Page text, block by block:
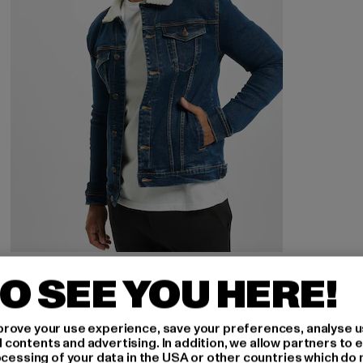
Denim Project Kash Teddy Denim Jeansjacken
EUR 25,99
Derzeitiger Preis: EUR 25,99
EUR 49,99Aktionspreis: EUR 49,99
SEE YOU HERE!
your use experience, save your preferences, analyse
and advertising. In addition, we allow partners to
of your data in the USA or other countries which do